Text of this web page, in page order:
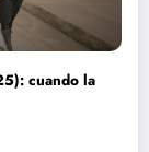
cuando la